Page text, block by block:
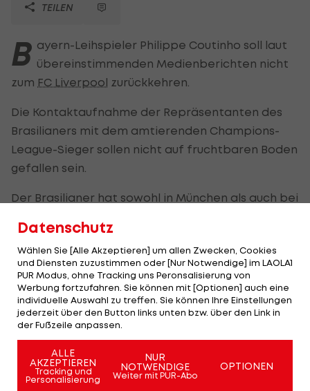
TEILEN
B ayern-Leihspieler Philippe Coutinho soll laut
übereinstimmenden Medienberichten nicht
zum FC Liverpool zurückkehren.
Die Kontaktaufnahme der Repräsentanten des
Brasilianers mit dem amtierenden Champions-
League-Sieger sollen nicht auf fruchtbaren Boden
gefallen sein.
Der Brasilianer hat sowohl in München als auch bei
keinen guten Stand. Die Zukunft Coutinhos soll
dennoch in derPremier Leagueliegen. Barcelona
würde wohl versuchen, den Brasilianer erneut zu
verleihen, sollte sich kein fester Abnehmer finden.
Der legendäre Durchmarsch des FC
Zwarakonferenz Stammtisch
Datenschutz
Wählen Sie [Alle Akzeptieren] um allen Zwecken, Cookies
und Diensten zuzustimmen oder [Nur Notwendige] im LAOLA1
PUR Modus, ohne Tracking uns Peronsalisierung von
Werbung fortzufahren. Sie können mit [Optionen] auch eine
individuelle Auswahl zu treffen. Sie können Ihre Einstellungen
jederzeit über den Button links unten bzw. über den Link in
der Fußzeile anpassen.
ALLE
AKZEPTIEREN
Tracking und
Personalisierung
NUR
NOTWENDIGE
Weiter mit PUR-Abo
OPTIONEN